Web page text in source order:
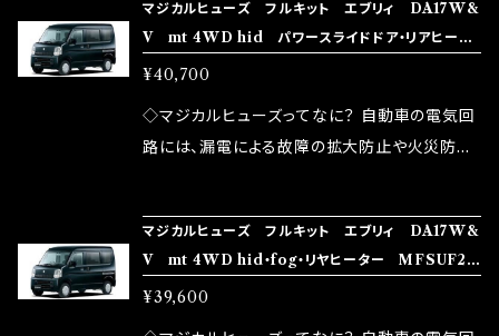
など、これらの効果は、タウンユースだけでなく、
モータースポーツシーンでの実証実験の上、 製
品化を果たしております。
ズが、マジカルヒューズになります。 ◇マジカル
ヒューズの効果 マジカルヒューズは放電防止効
果・接触抵抗低減効果により、このような効果を
発揮します。 ・アクセルレスポンスの向上 ・アイ
ドリング安定化（静粛性UP） ・ターボ車のターボ
など、これらの効果は、タウンユースだけでなく、
モータースポーツシーンでの実証実験の上、 製
品化を果たしております。
路として、各回路への電力供給を行っています。
しかし、ヒューズには拭い去れない欠点があり
ます。 1.溶接回路であるため、配線と比較し抵抗
が大きい。 2.金属部分が露出している為、空気
中に漏電してしまう。 3.金属プレートが接触する
ズが、マジカルヒューズになります。 ◇マジカル
ヒューズの効果 マジカルヒューズは放電防止効
果・接触抵抗低減効果により、このような効果を
発揮します。 ・アクセルレスポンスの向上 ・アイ
マジカルヒューズ フルキット エブリィ DA17W&
V mt 4WD hid パワースライドドア・リアヒータ
ー MFSUF247 37個
¥40,700
◇マジカルヒューズってなに？ 自動車の電気回
路には、漏電による故障の拡大防止や火災防止
路として、各回路への電力供給を行っています。
しかし、ヒューズには拭い去れない欠点があり
ます。 1.溶接回路であるため、配線と比較し抵抗
マジカルヒューズ フルキット エブリィ DA17W&
V mt 4WD hid・fog・リヤヒーター MFSUF24
6 36個
¥39,600